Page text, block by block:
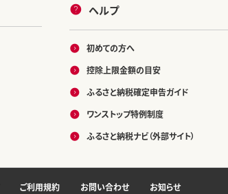
ヘルプ
初めての方へ
控除上限金額の目安
ふるさと納税確定申告ガイド
ワンストップ特例制度
ふるさと納税ナビ（外部サイト）
ご利用規約 お問い合わせ お知らせ